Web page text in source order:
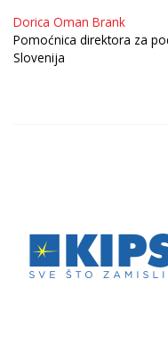
Dorica Oman Brank
Pomoćnica direktora za
Slovenija